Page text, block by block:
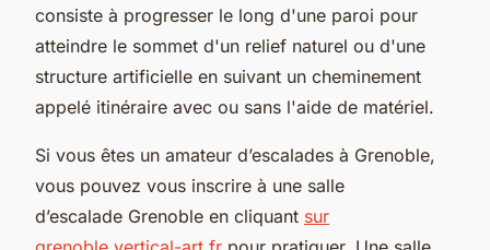
consiste à progresser le long d'une paroi pour
atteindre le sommet d'un relief naturel ou d'une
structure artificielle en suivant un cheminement
appelé itinéraire avec ou sans l'aide de matériel.
Si vous êtes un amateur d’escalades à Grenoble,
vous pouvez vous inscrire à une salle
d’escalade Grenoble en cliquant sur